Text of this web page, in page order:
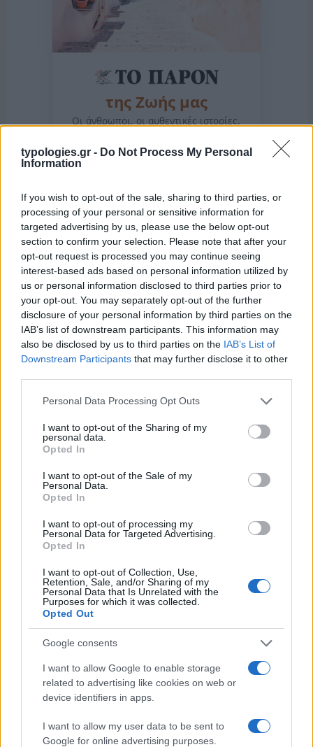
typologies.gr - Do Not Process My Personal
Information
If you wish to opt-out of the sale, sharing to third parties, or
processing of your personal or sensitive information for
targeted advertising by us, please use the below opt-out
section to confirm your selection. Please note that after your
opt-out request is processed you may continue seeing
interest-based ads based on personal information utilized by
us or personal information disclosed to third parties prior to
your opt-out. You may separately opt-out of the further
disclosure of your personal information by third parties on the
IAB’s list of downstream participants. This information may
also be disclosed by us to third parties on the IAB’s List of
Downstream Participants that may further disclose it to other
Please note that this website/app uses one or more Google
not limited to your visit or usage behaviour. You may click to
grant or deny consent to Google and its third-party tags to
use your data for below specified purposes in below Google
consent section.
Personal Data Processing Opt Outs
I want to opt-out of the Sharing of my
personal data.
Opted In
I want to opt-out of the Sale of my
Personal Data.
Opted In
I want to opt-out of processing my
Personal Data for Targeted Advertising.
Opted In
I want to opt-out of Collection, Use,
Retention, Sale, and/or Sharing of my
Personal Data that Is Unrelated with the
Purposes for which it was collected.
Opted Out
Google consents
I want to allow Google to enable storage
related to advertising like cookies on web or
device identifiers in apps.
I want to allow my user data to be sent to
Google for online advertising purposes.
της Ζωής μας
Οι άνθρωποι, οι αυθεντικές ιστορίες,
πολιτισμός που μας ενώνει κάθε μέρα.
ΓΙΑ ΤΟ ΚΑΛΟΚΑΙΡΙ ΣΟΥ →
ΤΟ ΠΑΡΟΝ ΤΗΣ ΚΥΡΙΑΚΗΣ